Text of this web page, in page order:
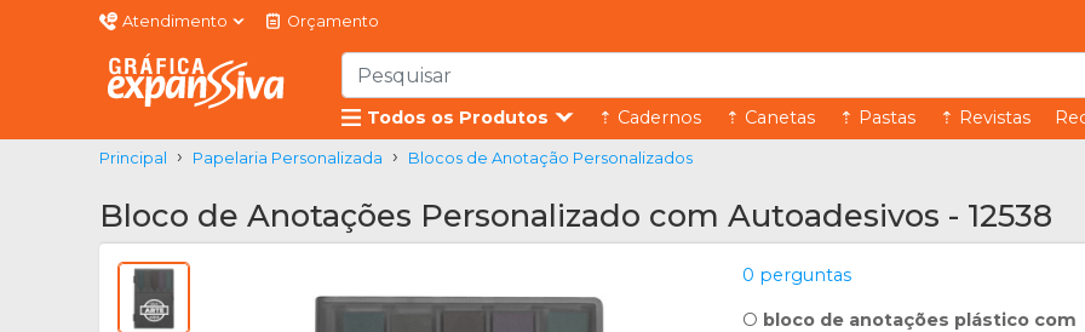
Atendimento Orçamento
Todos os Produtos ⇡ Cadernos ⇡ Canetas ⇡ Pastas ⇡ Revistas
Principal Papelaria Personalizada Blocos de Anotação Personalizados
Bloco de Anotações Personalizado com Autoadesivos - 12538
0 perguntas
O bloco de anotações plástico com